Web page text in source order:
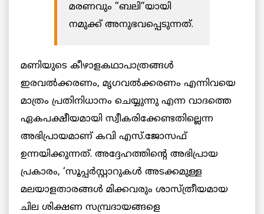
മരണവും ”ബലി”യായി
നമുക്ക് അനുഭവപ്പെടുന്നത്.
മണിയുടെ കീഴാളകഥാപാത്രങ്ങള്‍
ഇരവല്‍ക്കരണം, മൃഗവല്‍ക്കരണം എന്നിവയെ
മാത്രം പ്രതിനിധാനം ചെയ്യുന്നു എന്ന വാദത്തെ
ഏകപക്ഷീയമായി സ്വീകരിക്കേണ്ടതില്ലെന്ന
അഭിപ്രായമാണ് കവി എസ്.ജോസഫ്
ഉന്നയിക്കുന്നത്. അദ്ദേഹത്തിന്റെ അഭിപ്രായ
പ്രകാരം, ‘സൂപ്പര്‍സ്റ്റാറുകള്‍ അടക്കമുള്ള
മലയാളതാരങ്ങള്‍ മിക്കവരും ശാസ്ത്രീയമായ
ചില ശിക്ഷണ സമ്പ്രദായങ്ങളെ